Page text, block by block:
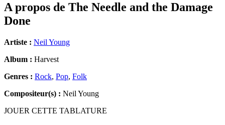
A propos de The Needle and the Damage
Done
Artiste : Neil Young
Album : Harvest
Genres : Rock, Pop, Folk
Compositeur(s) : Neil Young
JOUER CETTE TABLATURE